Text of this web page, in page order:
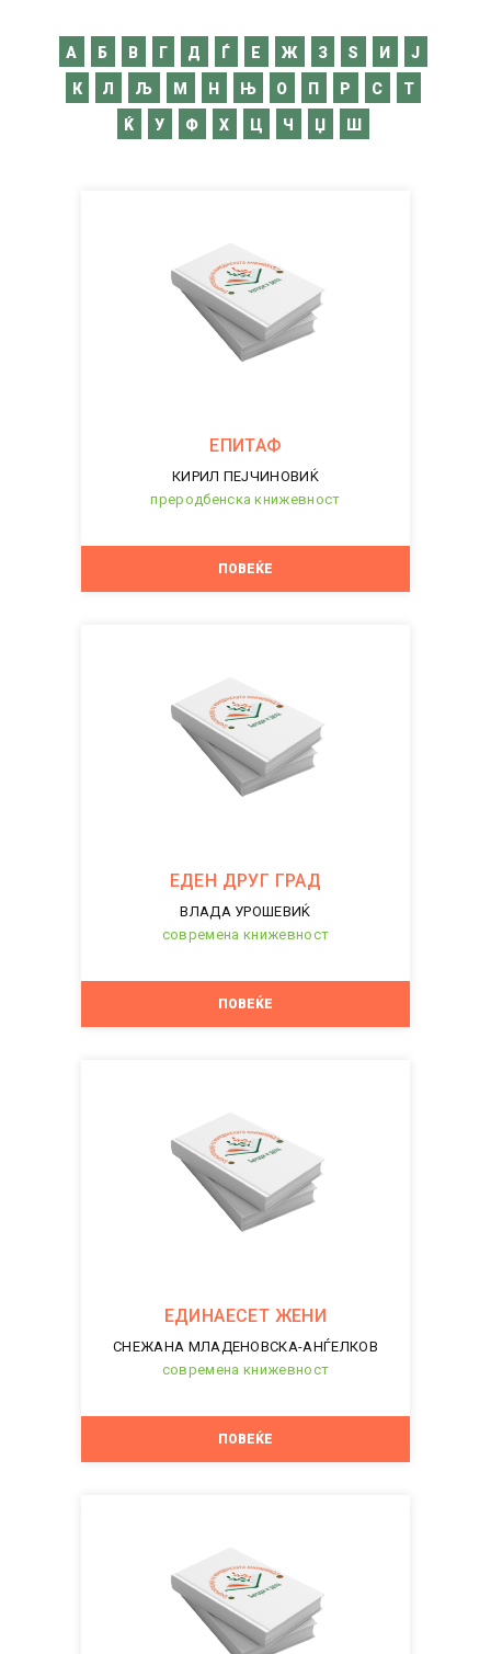
A Б В Г Д Ѓ Е Ж З Ѕ И Ј
К Л Љ М Н Њ О П Р С Т
Ќ У Ф Х Ц Ч Џ Ш
ЕПИТАФ
КИРИЛ ПЕЈЧИНОВИЌ
преродбенска книжевност
ПОВЕЌЕ
ЕДЕН ДРУГ ГРАД
ВЛАДА УРОШЕВИЌ
современа книжевност
ПОВЕЌЕ
ЕДИНАЕСЕТ ЖЕНИ
СНЕЖАНА МЛАДЕНОВСКА-АНЃЕЛКОВ
современа книжевност
ПОВЕЌЕ